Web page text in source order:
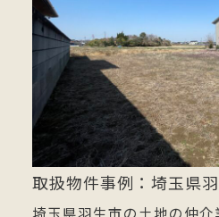
取扱物件事例：埼玉県
埼玉県羽生市の土地の仲介